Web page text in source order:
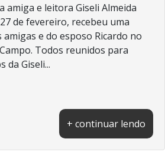
amiga e leitora Giseli Almeida
de fevereiro, recebeu uma
e do esposo Ricardo no
Todos reunidos para
da Giseli...
+ continuar lendo